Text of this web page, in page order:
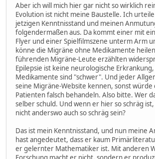
Aber ich will mich hier gar nicht so wirklich
Evolution ist nicht meine Baustelle. Ich
jetzigen Kenntnisstand und meinen
folgendermaßen aus. Da kommt einer mit
Flyer und einer Spielfilmszene unterm Arm
könne die Migräne ohne Medikamente
führenden Migräne-Leute erzählten
Epilepsie ist keine neurologische
Medikamente sind "schwer". Und jeder
seine Migräne-Website kennen, sonst würde
Patienten falsch behandeln. Also bitte. Wer
selber schuld. Und wenn er hier so schräg
nicht anderswo auch so schräg sein?
Das ist mein Kenntnisstand, und nun meine
hast angedeutet, dass er kaum
er gelernter Mathematiker ist. Mit anderen